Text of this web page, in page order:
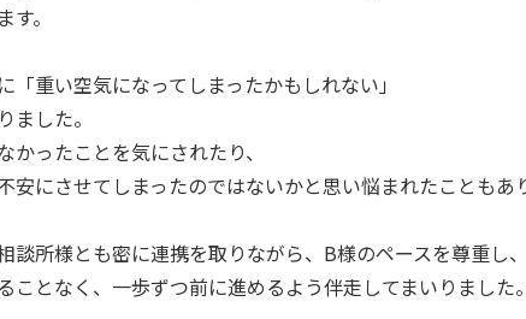
。
「重い空気になってしまったかもしれない」
ました。
かったことを気にされたり、
安にさせてしまったのではないかと思い悩まれたこともあ
談所様とも密に連携を取りながら、B様のペースを尊重し、
ことなく、一歩ずつ前に進めるよう伴走してまいりました。